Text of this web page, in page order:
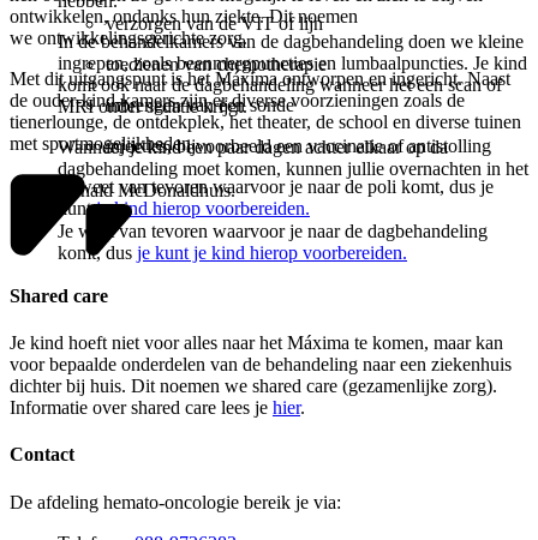
verzorgen van de VIT of lijn
toedienen van chemotherapie
inbrengen van een sonde
injecties, bijvoorbeeld een vaccinatie of antistolling
Je weet van tevoren waarvoor je naar de poli komt, dus je
kuntje kind hierop voorbereiden.
In de behandelkamers van de dagbehandeling doen we kleine
ingrepen, zoals beenmergpuncties en lumbaalpuncties. Je kind
komt ook naar de dagbehandeling wanneer het een scan of
MRI onder sedatie krijgt.
Wanneer je kind een paar dagen achter elkaar op da
dagbehandeling moet komen, kunnen jullie overnachten in het
Ronald McDonaldhuis.
Je weet van tevoren waarvoor je naar de dagbehandeling
komt, dus je kunt je kind hierop voorbereiden.
ontwikkelen, ondanks hun ziekte. Dit noemen
we ontwikkelingsgerichte zorg.
Met dit uitgangspunt is het Máxima ontworpen en ingericht. Naast
de ouder-kind-kamers zijn er diverse voorzieningen zoals de
tienerlounge, de ontdekplek, het theater, de school en diverse tuinen
met sportmogelijkheden.
Shared care
Je kind hoeft niet voor alles naar het Máxima te komen, maar kan
voor bepaalde onderdelen van de behandeling naar een ziekenhuis
dichter bij huis. Dit noemen we shared care (gezamenlijke zorg).
Informatie over shared care lees je hier.
Contact
De afdeling hemato-oncologie bereik je via: